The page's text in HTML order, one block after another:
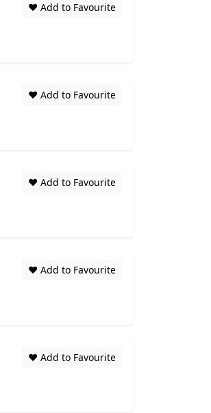
❤️ Add to Favourite
❤️ Add to Favourite
❤️ Add to Favourite
❤️ Add to Favourite
❤️ Add to Favourite